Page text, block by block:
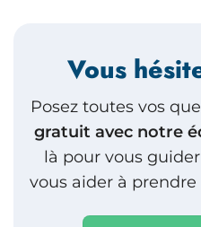
d’intelligence
Une formation solide
data scientist
également intégrer
Vous
Posez toutes vos
gratuit avec notre
là pour vous
vous aider à